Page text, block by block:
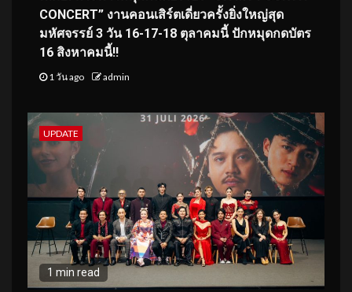
CONCERT” งานคอนเสิร์ตเดี่ยวครั้งยิ่งใหญ่สุด
มหัศจรรย์ 3 วัน 16-17-18 ตุลาคมนี้ ปักหมุดกดบัตร
16 สิงหาคมนี้!!
1 วัน ago admin
UPDATE
1 min read